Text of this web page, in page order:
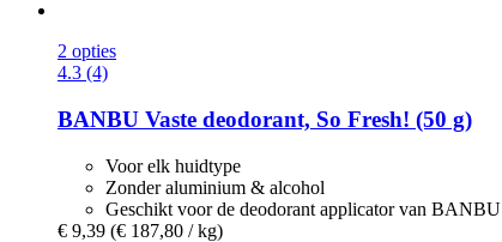
2 opties
4.3 (4)
BANBU Vaste deodorant, So Fresh! (50 g)
Voor elk huidtype
Zonder aluminium & alcohol
Geschikt voor de deodorant applicator van BANBU
€ 9,39 (€ 187,80 / kg)